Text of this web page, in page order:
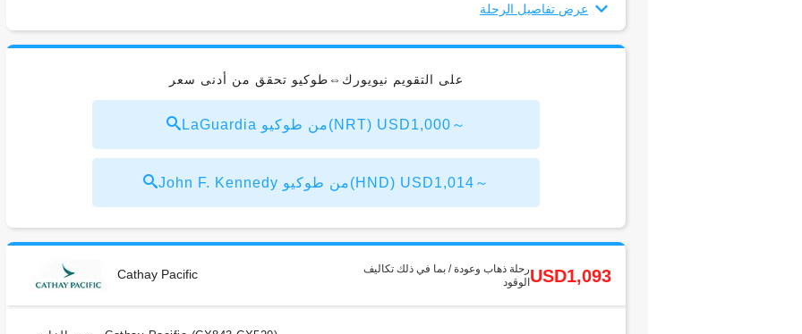
عرض تفاصيل الرحلة
على التقويم نيويورك⇔طوكيو تحقق من أدنى سعر
LaGuardia من طوكيو(NRT) USD1,000～
John F. Kennedy من طوكيو(HND) USD1,014～
Cathay Pacific
رحلة ذهاب وعودة / بما في ذلك تكاليف
الوقودUSD1,093